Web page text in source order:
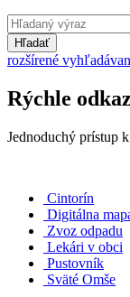
Hľadať
rozšírené
Rýchle
Jednoduchý prístup
Cintorín
Digitálna
Zvoz odpadu
Lekári v obci
Pustovník
Sväté Omše